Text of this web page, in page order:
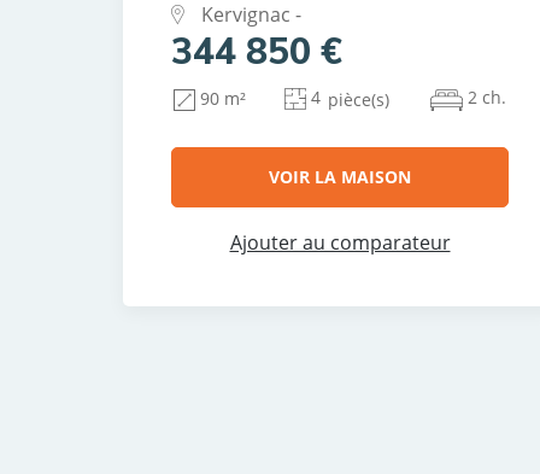
Kervignac -
344 850 €
90 m² 4 pièce(s) 2 ch.
VOIR LA MAISON
Ajouter au comparateur